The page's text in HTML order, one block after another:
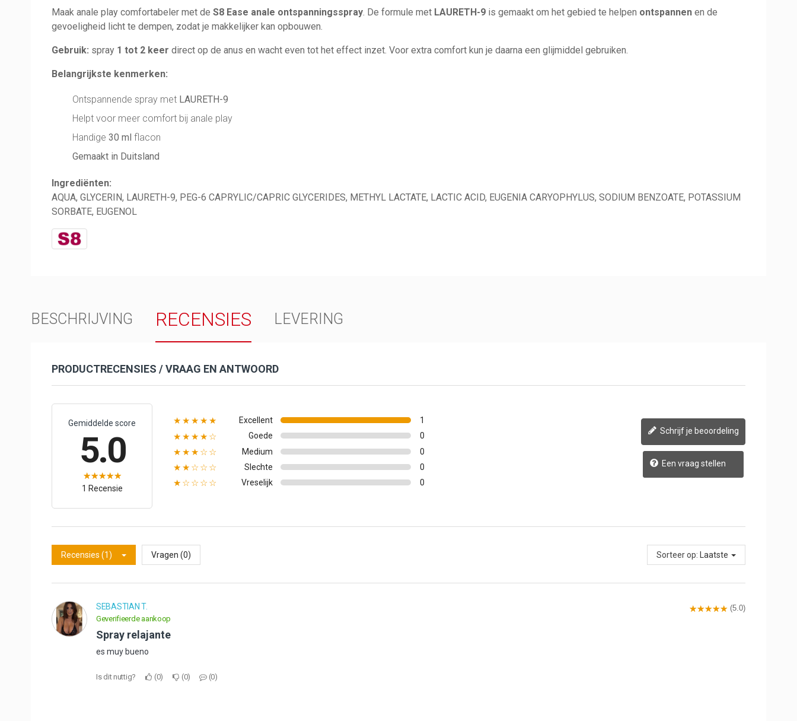
Maak anale play comfortabeler met de S8 Ease anale ontspanningsspray. De formule met LAURETH-9 is gemaakt om het gebied te helpen ontspannen en de
gevoeligheid licht te dempen, zodat je makkelijker kan opbouwen.
Gebruik: spray 1 tot 2 keer direct op de anus en wacht even tot het effect inzet. Voor extra comfort kun je daarna een glijmiddel gebruiken.
Belangrijkste kenmerken:
Ontspannende spray met LAURETH-9
Helpt voor meer comfort bij anale play
Handige30 ml flacon
Gemaakt in Duitsland
Ingrediënten:
AQUA, GLYCERIN, LAURETH-9, PEG-6 CAPRYLIC/CAPRIC GLYCERIDES, METHYL LACTATE, LACTIC ACID, EUGENIA CARYOPHYLUS, SODIUM BENZOATE, POTASSIUM
SORBATE, EUGENOL
BESCHRIJVING RECENSIES LEVERING
PRODUCTRECENSIES / VRAAG EN ANTWOORD
Gemiddelde score
5.0
1 Recensie
★★★★★ Excellent 1
★★★★☆ Goede 0
★★★☆☆ Medium 0
★★☆☆☆ Slechte 0
★☆☆☆☆ Vreselijk 0
Schrijf je beoordeling
Een vraag stellen
Recensies (1) Vragen (0) Sorteer op: Laatste
SEBASTIAN T.
Geverifieerde aankoop
(5.0)
spray relajante
es muy bueno
Is dit nuttig? 0 0 0